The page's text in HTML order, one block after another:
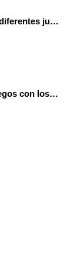
Programa con Scratch, 8 diferentes juegos para vivir la emoción de los partidos de España en el mundial 2026
Programa con Scratch juegos con los partidos del mundial 2026 ganados por España